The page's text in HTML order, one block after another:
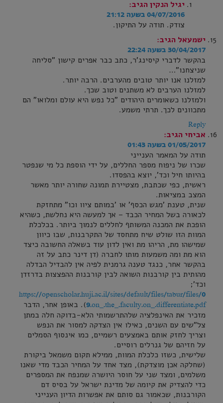
יגיל הנקין הגיב:
04/07/2016 בשעה 21:12
צודק. תודה על התיקון.
ישמעאל הגיב:
30/04/2017 בשעה 22:24
בהקשר לדברי קיסינג'ר, כתב כבר אפרים קישון "סליחה
שניצחנו"…
למזלנו אנו יותר טובים מהערבים. הרבה יותר.
למזלנו הערבים לא משתנים וטוב שכך.
ולמזלנו כשאומרים היהודים "כל נפש היא עולם ומלואו" הם
מתכוונים לכך. תרתי משמע.
Reply
אביחי הגיב:
01/05/2017 בשעה 01:43
תודה על המאמר הענייני
שכרו של ניפוח מספר החללים, על ידי הוספת כל מי שנפטר
בהיותו חיל וכד', יוצא בהפסדו.
ראשית, כפי שכתבת, מצטיירת תמונה שחורה יותר מאשר
המצב במציאות.
שנית, טענת 'מגש הכסף' או 'במותם ציוו וכו" מתחזקת
לכאורה בשל המחיר הכבד – אך למעשה היא נחלשת, כשהיא
הופכת את המכנה המשותף לחללים לנמוך ביותר. בכלכלת
המוות הזו שולט שיח מתחסד של התקרבנות, שבו כיוון
שמישהו מת, הריהו מת ואין לדון עוד בשאלה החשובה כיצד
הוא מת ומה משמעות מותו לחברה (דן דינר כתב על זה
בהקשר אחר, כנגד טענה גרמנית לפיה אין להבדיל הבדלה
מהותית בין קורבנות השואה לבין קורבנות ההפצצות בדרזדן
וכד';
https://openscholar.huji.ac.il/sites/default/files/tabur/files/0
9.on_.the_.faculty.on_.differentiate.pdf). באופן אחר, הדבר
מזכיר את האינפלציה שלהתרשמותי הלא-בדוקה חלה במתן
צל"שים עם השנים, כאילו אין הצדקה למסור את הנפש
וצריך לחזק אותם באמצעים רשמיים, כמו אינסוף הסמלים
על חזיהם של גנרלים רוסיים.
שלישית, כשזו כלכלת המוות, ממילא תקום משמאל ביקורת
(שחלקה אכן מוצדקת), מצד אחד על המחיר הכבד מדי שאנו
משלמים, ומצד שני על חוסר היושרה שמנפח את המספרים
כדי להצדיק את קיומה של מדינת ישראל על בסיס דם
הקורבנות, שכאמור גם סותם את אפשרות הדיון הענייני